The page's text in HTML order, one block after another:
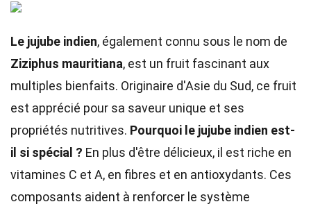
Le jujube indien, également connu sous le nom de
Ziziphus mauritiana, est un fruit fascinant aux
multiples bienfaits. Originaire d'Asie du Sud, ce fruit
est apprécié pour sa saveur unique et ses
propriétés nutritives. Pourquoi le jujube indien est-
il si spécial ? En plus d'être délicieux, il est riche en
vitamines C et A, en fibres et en antioxydants. Ces
composants aident à renforcer le système